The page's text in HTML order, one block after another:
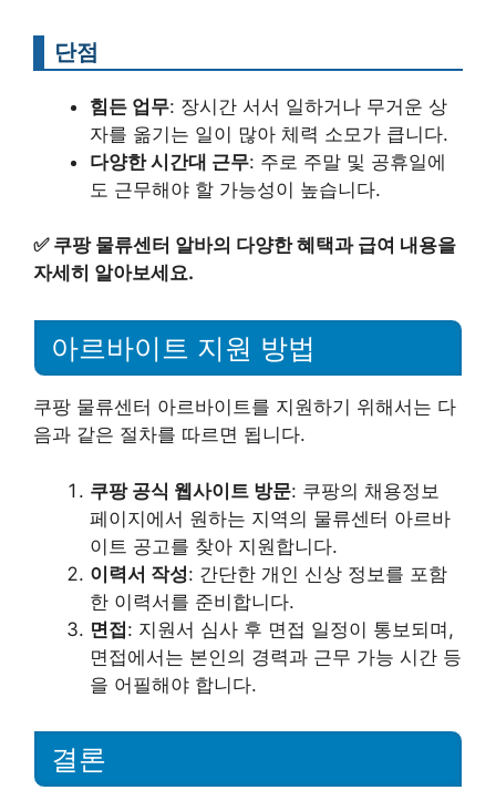
단점
힘든 업무: 장시간 서서 일하거나 무거운 상
자를 옮기는 일이 많아 체력 소모가 큽니다.
다양한 시간대 근무: 주로 주말 및 공휴일에
도 근무해야 할 가능성이 높습니다.
✅ 쿠팡 물류센터 알바의 다양한 혜택과 급여 내용을
자세히 알아보세요.
아르바이트 지원 방법
쿠팡 물류센터 아르바이트를 지원하기 위해서는 다
음과 같은 절차를 따르면 됩니다.
쿠팡 공식 웹사이트 방문: 쿠팡의 채용정보
페이지에서 원하는 지역의 물류센터 아르바
이트 공고를 찾아 지원합니다.
이력서 작성: 간단한 개인 신상 정보를 포함
한 이력서를 준비합니다.
면접: 지원서 심사 후 면접 일정이 통보되며,
면접에서는 본인의 경력과 근무 가능 시간 등
을 어필해야 합니다.
결론